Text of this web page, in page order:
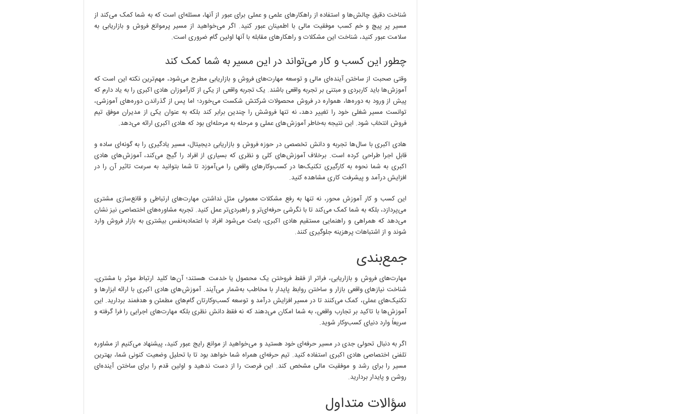
شناخت دقیق چالش‌ها و استفاده از راهکارهای علمی و عملی برای عبور از آنها، مسئله‌ای است که به شما کمک می‌کند از
مسیر پر پیچ و خم کسب موفقیت مالی با اطمینان عبور کنید. اگر می‌خواهید از مسیر پرموانع فروش و بازاریابی به
سلامت عبور کنید، شناخت این مشکلات و راهکارهای مقابله با آنها اولین گام ضروری است.
چطور این کسب و کار می‌تواند در این مسیر به شما کمک کند
وقتی صحبت از ساختن آینده‌ای مالی و توسعه مهارت‌های فروش و بازاریابی مطرح می‌شود، مهم‌ترین نکته این است که
آموزش‌ها باید کاربردی و مبتنی بر تجربه واقعی باشند. یک تجربه واقعی از یکی از کارآموزان هادی اکبری را به یاد دارم که
پیش از ورود به دوره‌ها، همواره در فروش محصولات شرکتش شکست می‌خورد؛ اما پس از گذراندن دوره‌های آموزشی،
توانست مسیر شغلی خود را تغییر دهد، نه تنها فروشش را چندین برابر کند بلکه به عنوان یکی از مدیران موفق تیم
فروش انتخاب شود. این نتیجه به‌خاطر آموزش‌های عملی و مرحله به مرحله‌ای بود که هادی اکبری ارائه می‌دهد.
هادی اکبری با سال‌ها تجربه و دانش تخصصی در حوزه فروش و بازاریابی دیجیتال، مسیر یادگیری را به گونه‌ای ساده و
قابل اجرا طراحی کرده است. برخلاف آموزش‌های کلی و نظری که بسیاری از افراد را گیج می‌کند، آموزش‌های هادی
اکبری به شما نحوه به کارگیری تکنیک‌ها در کسب‌وکارهای واقعی را می‌آموزد تا شما بتوانید به سرعت تاثیر آن را در
افزایش درآمد و پیشرفت کاری مشاهده کنید.
این کسب و کار آموزش محور، نه تنها به رفع مشکلات معمولی مثل نداشتن مهارت‌های ارتباطی و قانع‌سازی مشتری
می‌پردازد، بلکه به شما کمک می‌کند تا با نگرشی حرفه‌ای‌تر و راهبردی‌تر عمل کنید. تجربه مشاوره‌های اختصاصی نیز نشان
می‌دهد که همراهی و راهنمایی مستقیم هادی اکبری، باعث می‌شود افراد با اعتمادبه‌نفس بیشتری به بازار فروش وارد
شوند و از اشتباهات پرهزینه جلوگیری کنند.
جمع‌بندی
مهارت‌های فروش و بازاریابی، فراتر از فقط فروختن یک محصول یا خدمت هستند؛ آن‌ها کلید ارتباط موثر با مشتری،
شناخت نیازهای واقعی بازار و ساختن روابط پایدار با مخاطب به‌شمار می‌آیند. آموزش‌های هادی اکبری با ارائه ابزارها و
تکنیک‌های عملی، کمک می‌کنند تا در مسیر افزایش درآمد و توسعه کسب‌وکارتان گام‌های مطمئن و هدفمند بردارید. این
آموزش‌ها با تاکید بر تجارب واقعی، به شما امکان می‌دهند که نه فقط دانش نظری بلکه مهارت‌های اجرایی را فرا گرفته و
سریعاً وارد دنیای کسب‌وکار شوید.
اگر به دنبال تحولی جدی در مسیر حرفه‌ای خود هستید و می‌خواهید از موانع رایج عبور کنید، پیشنهاد می‌کنیم از مشاوره
تلفنی اختصاصی هادی اکبری استفاده کنید. تیم حرفه‌ای همراه شما خواهد بود تا با تحلیل وضعیت کنونی شما، بهترین
مسیر را برای رشد و موفقیت مالی مشخص کند. این فرصت را از دست ندهید و اولین قدم را برای ساختن آینده‌ای
روشن و پایدار بردارید.
سؤالات متداول